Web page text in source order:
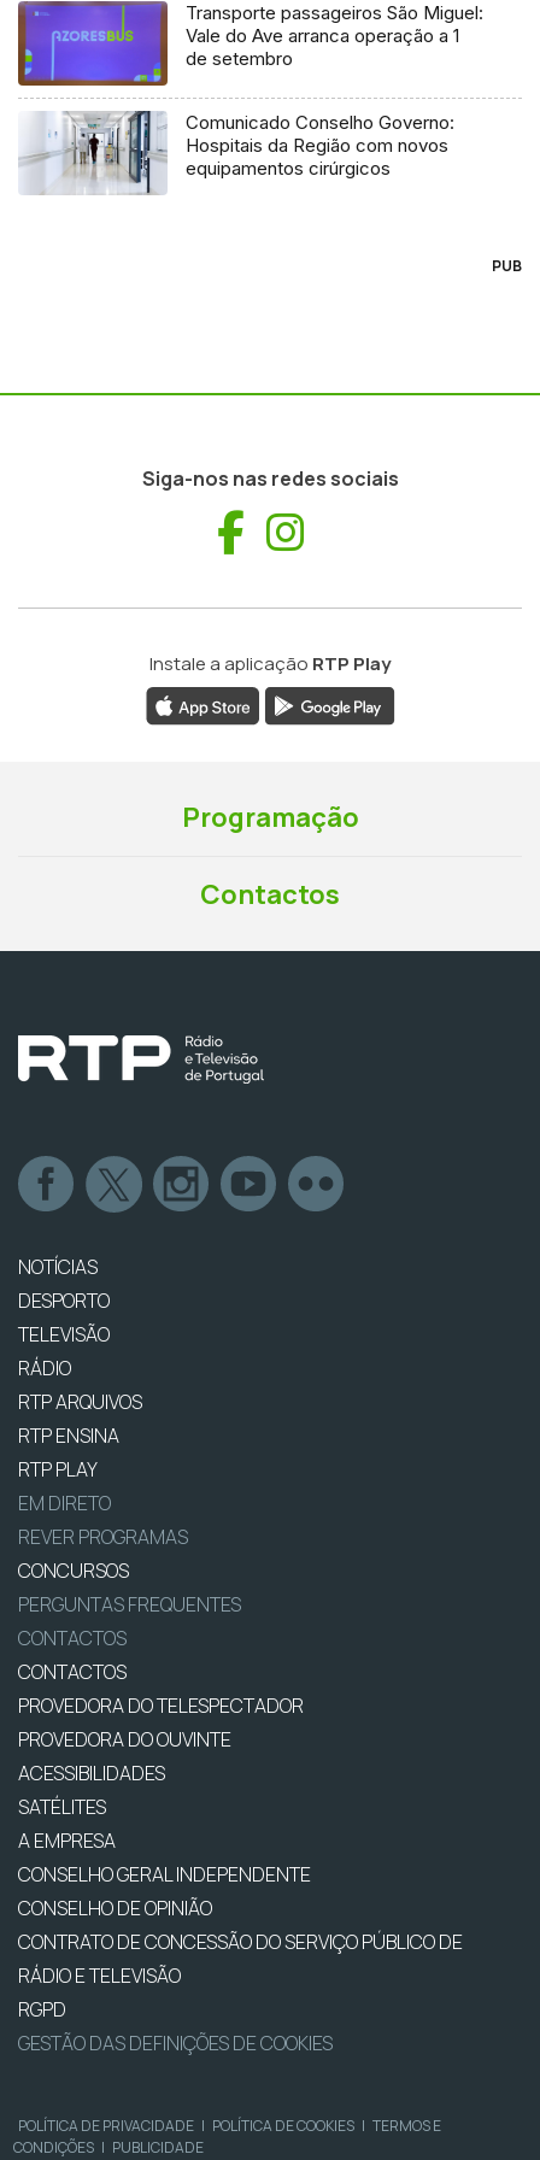
Transporte passageiros São Miguel:
Vale do Ave arranca operação a 1
de setembro
Comunicado Conselho Governo:
Hospitais da Região com novos
equipamentos cirúrgicos
PUB
Siga-nos nas redes sociais
Facebook
Instale a aplicação RTP Play
Programação
Contactos
NOTÍCIAS
DESPORTO
TELEVISÃO
RÁDIO
RTP ARQUIVOS
RTP ENSINA
RTP PLAY
EM DIRETO
REVER PROGRAMAS
CONCURSOS
PERGUNTAS FREQUENTES
CONTACTOS
CONTACTOS
PROVEDORA DO TELESPECTADOR
PROVEDORA DO OUVINTE
ACESSIBILIDADES
SATÉLITES
A EMPRESA
CONSELHO GERAL INDEPENDENTE
CONSELHO DE OPINIÃO
CONTRATO DE CONCESSÃO DO SERVIÇO PÚBLICO DE
RÁDIO E TELEVISÃO
RGPD
GESTÃO DAS DEFINIÇÕES DE COOKIES
POLÍTICA DE PRIVACIDADE | POLÍTICA DE COOKIES | TERMOS E
CONDIÇÕES | PUBLICIDADE